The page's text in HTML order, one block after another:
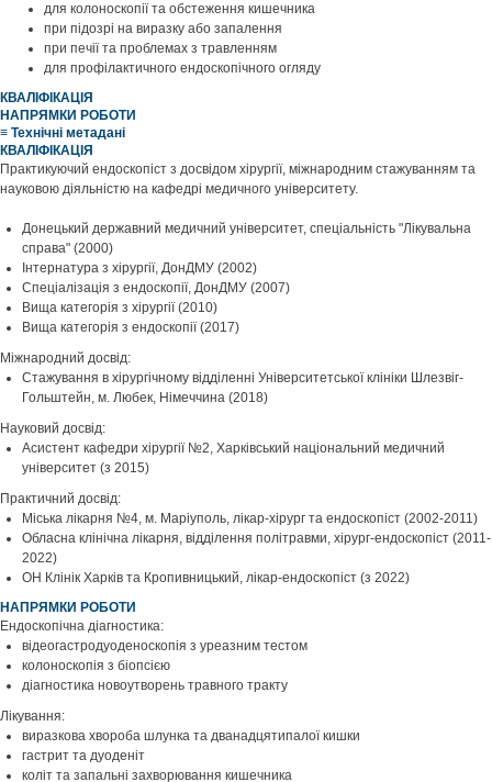
для колоноскопії та обстеження кишечника
при підозрі на виразку або запалення
при печії та проблемах з травленням
для профілактичного ендоскопічного огляду
КВАЛІФІКАЦІЯ
НАПРЯМКИ РОБОТИ
≡ Технічні метадані
КВАЛІФІКАЦІЯ
Практикуючий ендоскопіст з досвідом хірургії, міжнародним стажуванням та
науковою діяльністю на кафедрі медичного університету.
Донецький державний медичний університет, спеціальність "Лікувальна
справа" (2000)
Інтернатура з хірургії, ДонДМУ (2002)
Спеціалізація з ендоскопії, ДонДМУ (2007)
Вища категорія з хірургії (2010)
Вища категорія з ендоскопії (2017)
Міжнародний досвід:
Стажування в хірургічному відділенні Університетської клініки Шлезвіг-
Гольштейн, м. Любек, Німеччина (2018)
Науковий досвід:
Асистент кафедри хірургії №2, Харківський національний медичний
університет (з 2015)
Практичний досвід:
Міська лікарня №4, м. Маріуполь, лікар-хірург та ендоскопіст (2002-2011)
Обласна клінічна лікарня, відділення політравми, хірург-ендоскопіст (2011-
2022)
ОН Клінік Харків та Кропивницький, лікар-ендоскопіст (з 2022)
НАПРЯМКИ РОБОТИ
Ендоскопічна діагностика:
відеогастродуоденоскопія з уреазним тестом
колоноскопія з біопсією
діагностика новоутворень травного тракту
Лікування:
виразкова хвороба шлунка та дванадцятипалої кишки
гастрит та дуоденіт
коліт та запальні захворювання кишечника